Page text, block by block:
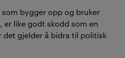
bygger opp og bruker
er like godt skodd som en
det gjelder å bidra til politisk